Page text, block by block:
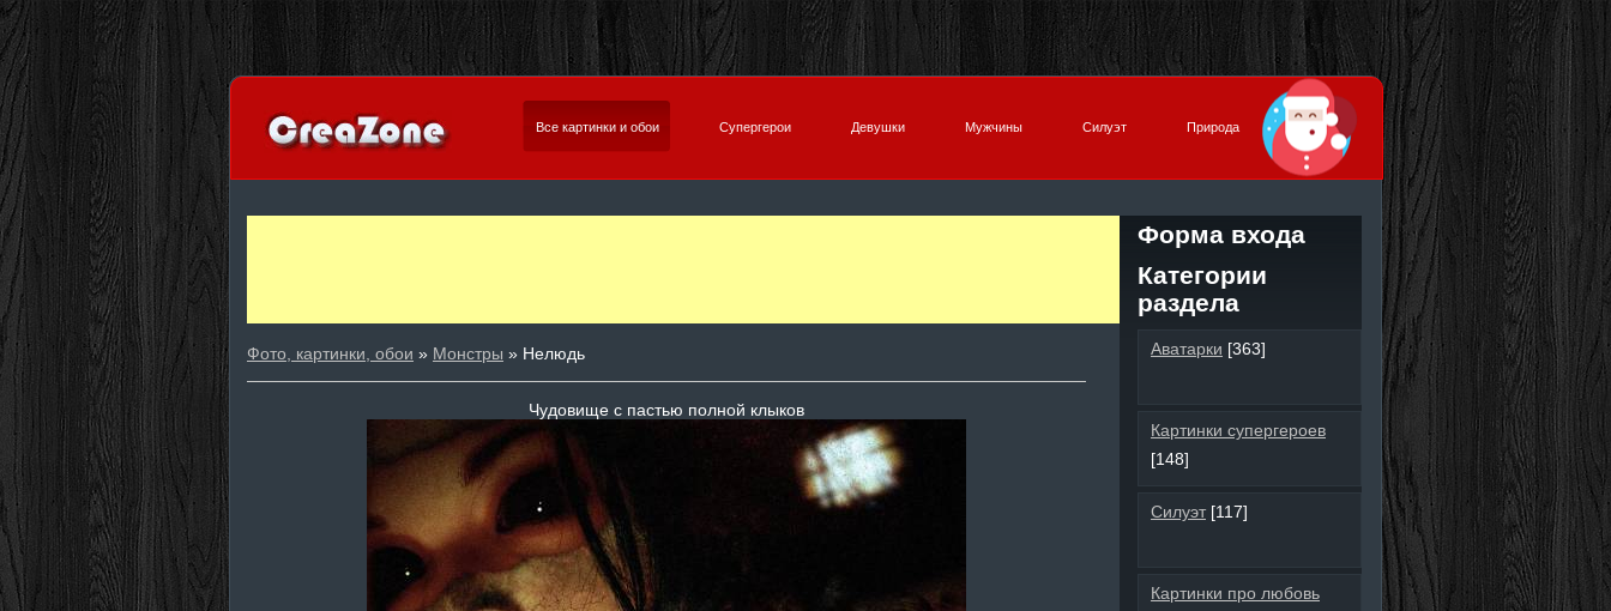
Все картинки и обои Супергерои Девушки Мужчины Силуэт Природа
Фото, картинки, обои » Монстры » Нелюдь
Чудовище с пастью полной клыков
Форма входа
Категории
раздела
Аватарки [363]
Картинки супергероев
[148]
Силуэт [117]
Картинки про любовь